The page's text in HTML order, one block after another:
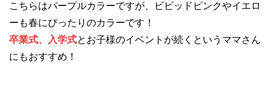
こちらはパープルカラーですが、ビビッドピンクやイエロ
ーも春にぴったりのカラーです！
卒業式、入学式とお子様のイベントが続くというママさん
にもおすすめ！